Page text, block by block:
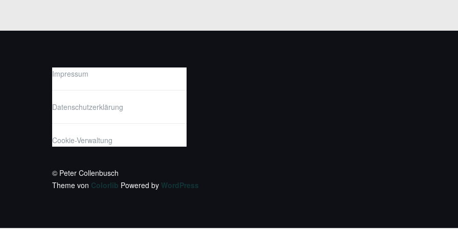
Impressum
Datenschutzerklärung
Cookie-Verwaltung
© Peter Collenbusch
Theme von Colorlib Powered by WordPress